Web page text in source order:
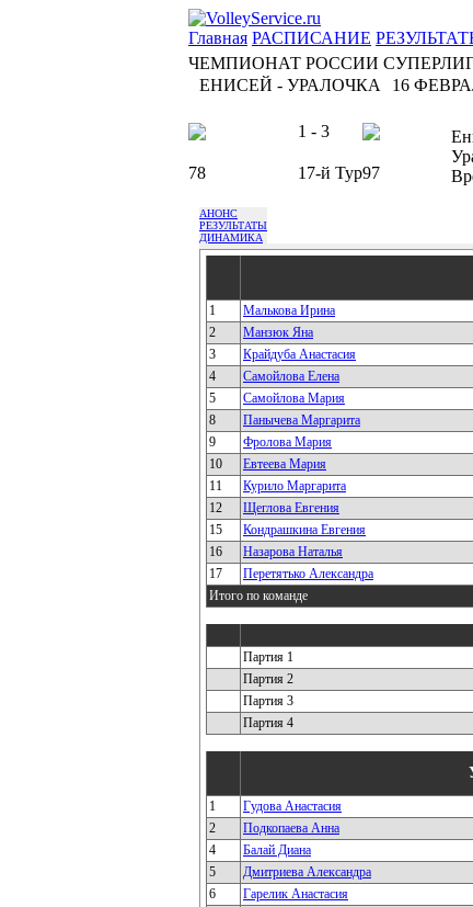
Главная РАСПИСАНИЕ
ЧЕМПИОНАТ РОССИИ
ЕНИСЕЙ - УРАЛОЧКА
16
1 - 3
78 17-й Тур97
АНОНС
РЕЗУЛЬТАТЫ
ДИНАМИКА
1 Малькова Ирина
2 Манзюк Яна
3 Крайдуба Анастасия
4 Самойлова Елена
5 Самойлова Мария
8 Панычева Маргарита
9 Фролова Мария
10 Евтеева Мария
11 Курило Маргарита
12 Щеглова Евгения
15 Кондрашкина Евгения
16 Назарова Наталья
17 Перетятько Александра
Итого по команде
Партия 1
Партия 2
Партия 3
Партия 4
1 Гудова Анастасия
2 Подкопаева Анна
4 Балай Диана
5 Дмитриева Александра
6 Гарелик Анастасия